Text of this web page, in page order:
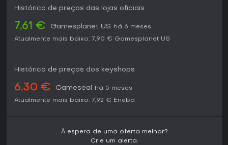
Histórico de preços das lojas oficiais
7,61 € Gamesplanet US
há 6 meses
Atualmente mais baixo: 7,90 € Gamesplanet US
Histórico de preços dos keyshops
6,30 € Gameseal
há 5 meses
Atualmente mais baixo: 7,92 € Eneba
À espera de uma oferta melhor?
Crie um alerta.